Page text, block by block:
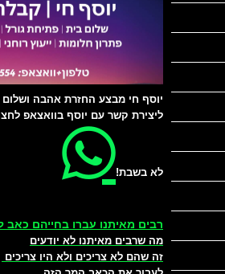
יוסף חי מבצע החזרת אהבה
ליצירת קשר עם יוסף בוואצאפ
לא בשבת!
רבים מאיתנו עברו בחייהם כאב
מה שרבים מאיתנו לא יודעים
זה שהם לא צריכים ולא היו צריכים